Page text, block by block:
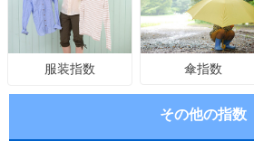
服装指数 傘指数
その他の指数